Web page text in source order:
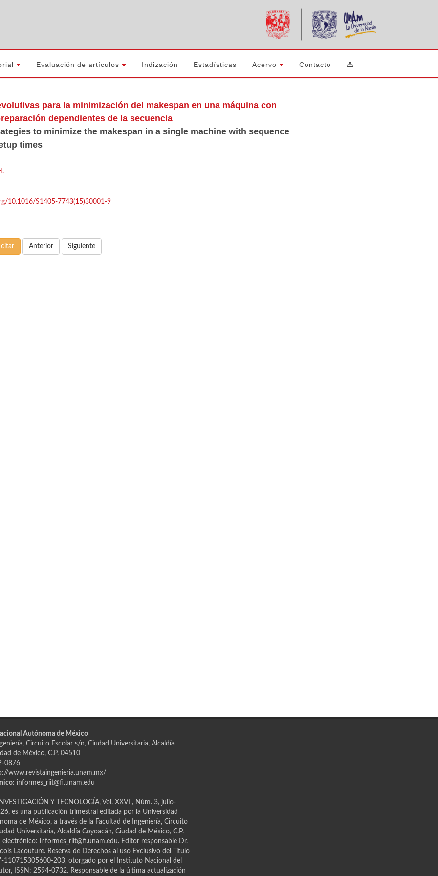
Evaluación de artículos Indización Estadísticas Acervo Contacto
para la minimización del makespan en una máquina con
dependientes de la secuencia
to minimize the makespan in a single machine with sequence
times
10.1016/S1405-7743(15)30001-9
citar Anterior Siguiente
Autónoma de México
Circuito Escolar s/n, Ciudad Universitaria, Alcaldía
de México, C.P. 04510
0876
www.revistaingenieria.unam.mx/
informes_riit@fi.unam.edu
Y TECNOLOGÍA, Vol. XXVII, Núm. 3, julio-
es una publicación trimestral editada por la Universidad
de México, a través de la Facultad de Ingeniería, Circuito
Universitaria, Alcaldía Coyoacán, Ciudad de México, C.P.
informes_riit@fi.unam.edu. Editor responsable Dr.
Lacouture. Reserva de Derechos al uso Exclusivo del Título
110715305600-203, otorgado por el Instituto Nacional del
ISSN: 2594-0732. Responsable de la última actualización